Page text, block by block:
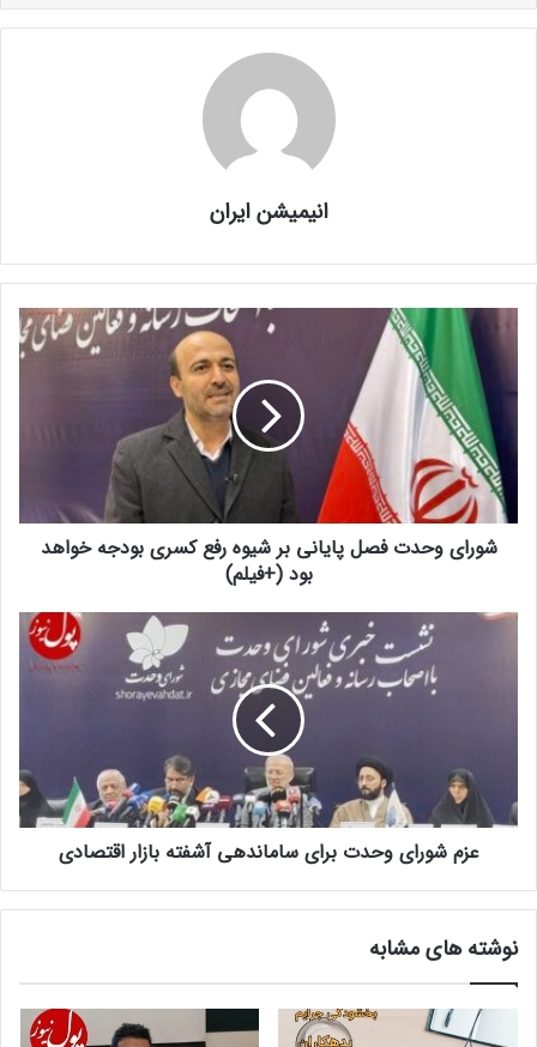
انیمیشن ایران
شورای وحدت فصل پایانی بر شیوه رفع کسری بودجه خواهد
بود (+فیلم)
عزم شورای وحدت برای ساماندهی آشفته بازار اقتصادی
نوشته های مشابه